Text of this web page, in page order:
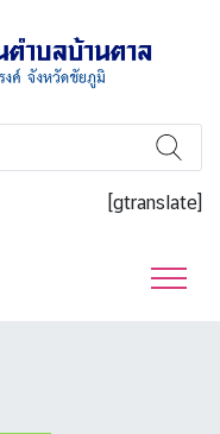
[gtranslate]